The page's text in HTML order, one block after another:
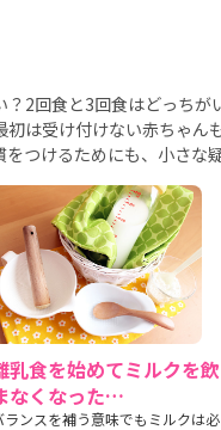
2回食と3回食はどっちが
は受け付けない赤ちゃん
つけるためにも、小さな
乳食を始めてミルクを飲
なくなった…
ランスを補う意味でもミルクは必